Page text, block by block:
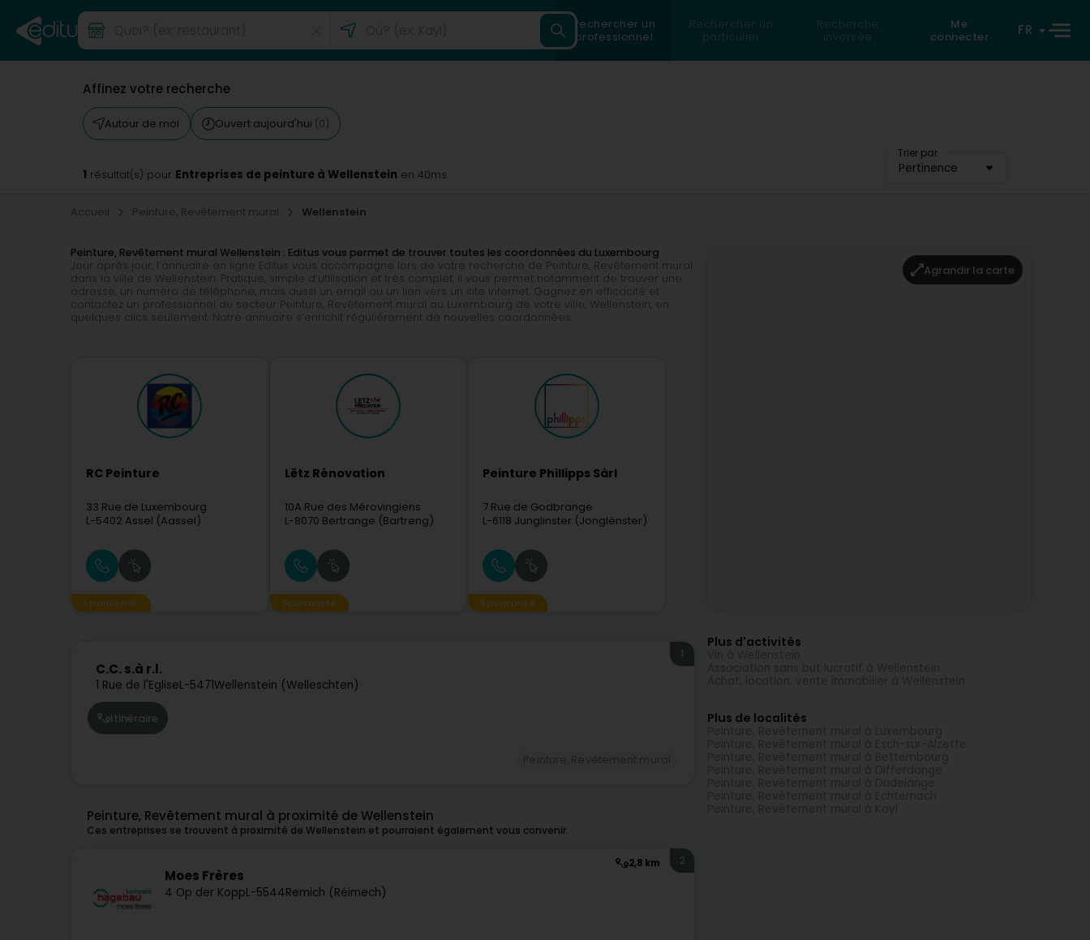
Rechercher un
professionnel
Rechercher un
particulier
Recherche
inversée
Me
connecter
FR
Affinez votre recherche
Autour de moi Ouvert aujourd'hui (0)
Trier par
Pertinence
1 résultat(s) pour Entreprises de peinture à Wellenstein en 40ms
Accueil Peinture, Revêtement mural Wellenstein
Peinture, Revêtement mural Wellenstein : Editus vous permet de trouver toutes les coordonnées du Luxembourg
Jour après jour, l’annuaire en ligne Editus vous accompagne lors de votre recherche de Peinture, Revêtement mural
dans la ville de Wellenstein. Pratique, simple d’utilisation et très complet, il vous permet notamment de trouver une
adresse, un numéro de téléphone, mais aussi un email ou un lien vers un site internet. Gagnez en efficacité et
contactez un professionnel du secteur Peinture, Revêtement mural au Luxembourg de votre ville, Wellenstein, en
quelques clics seulement. Notre annuaire s’enrichit régulièrement de nouvelles coordonnées.
RC Peinture
33 Rue de Luxembourg
L-5402 Assel (Aassel)
Sponsorisé
Lëtz Rénovation
10A Rue des Mérovingiens
L-8070 Bertrange (Bartreng)
Sponsorisé
Peinture Phillipps Sàrl
7 Rue de Godbrange
L-6118 Junglinster (Jonglënster)
Sponsorisé
C.C. s.à r.l.
1 Rue de l'EgliseL-5471Wellenstein (Welleschten)
1
Itinéraire
Peinture, Revêtement mural à proximité de Wellenstein
Ces entreprises se trouvent à proximité de Wellenstein et pourraient également vous convenir.
2,8 km
Moes Frères
4 Op der KoppL-5544Remich (Réimech)
2
Agrandir la carte
Plus d'activités
Plus de localités